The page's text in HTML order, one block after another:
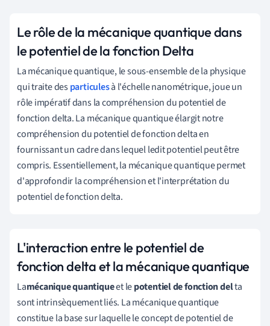
Le rôle de la mécanique quantique dans
le potentiel de la fonction Delta
La mécanique quantique, le sous-ensemble de la physique
qui traite desparticulesà l'échelle nanométrique, joue un
rôle impératif dans la compréhension du potentiel de
fonction delta. La mécanique quantique élargit notre
compréhension du potentiel de fonction delta en
fournissant un cadre dans lequel ledit potentiel peut être
compris. Essentiellement, la mécanique quantique permet
d'approfondir la compréhension et l'interprétation du
potentiel de fonction delta.
L'interaction entre le potentiel de
fonction delta et la mécanique quantique
Lamécanique quantiqueet lepotentiel de fonction delta
sont intrinsèquement liés. La mécanique quantique
constitue la base sur laquelle le concept de potentiel de